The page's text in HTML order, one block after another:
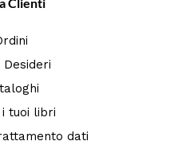
Desideri
i tuoi libri
dati